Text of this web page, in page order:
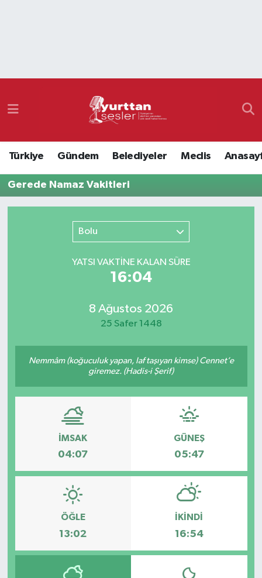
Türkiye Gündem Belediyeler Meclis
Gerede Namaz Vakitleri
Bolu
YATSI VAKTİNE KALAN SÜRE
16:04
8 Ağustos 2026
25 Safer 1448
Nemmâm (koğuculuk yapan, laf taşıyan kimse) Cennet’e
giremez. (Hadis-i Şerif)
İMSAK
04:07
GÜNEŞ
05:47
ÖĞLE
13:02
İKINDI
16:54
Namaz Vakitleri
Süper Lig Puan Durumu ve Fikstür
Son Dakika Haberleri